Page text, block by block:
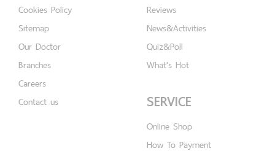
Cookies Policy
Sitemap
Our Doctor
Branches
Careers
Contact us
Reviews
News&Activities
Quiz&Poll
What's Hot
SERVICE
Online Shop
How To Payment